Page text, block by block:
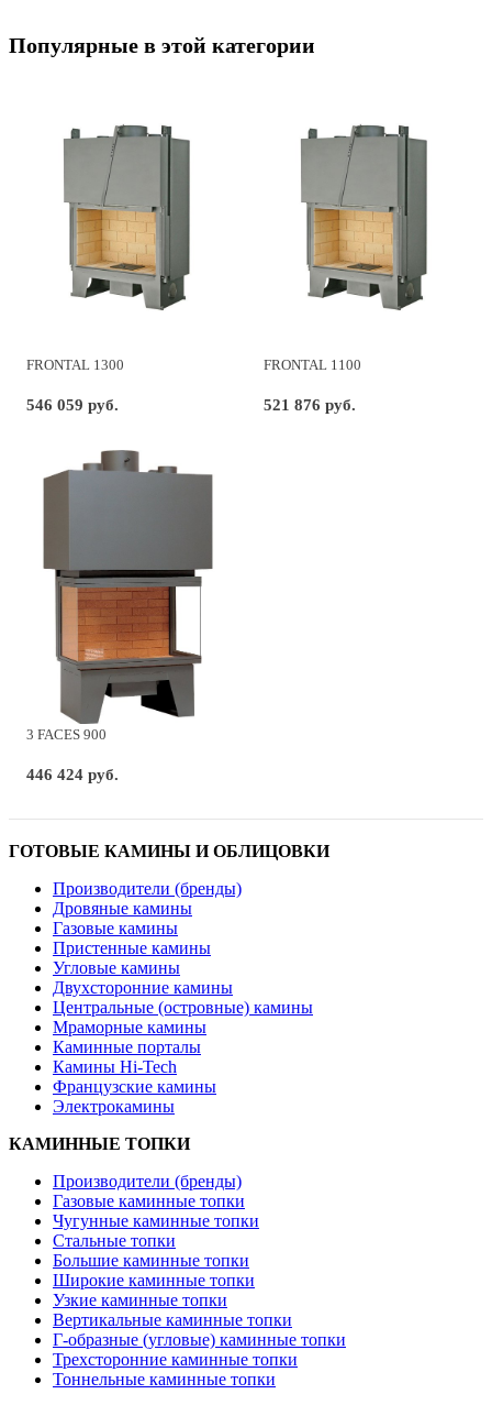
Популярные в этой категории
FRONTAL 1300
546 059 руб.
FRONTAL 1100
521 876 руб.
3 FACES 900
446 424 руб.
ГОТОВЫЕ КАМИНЫ И ОБЛИЦОВКИ
Производители (бренды)
Дровяные камины
Газовые камины
Пристенные камины
Угловые камины
Двухсторонние камины
Центральные (островные) камины
Мраморные камины
Каминные порталы
Камины Hi-Tech
Французские камины
Электрокамины
КАМИННЫЕ ТОПКИ
Производители (бренды)
Газовые каминные топки
Чугунные каминные топки
Стальные топки
Большие каминные топки
Широкие каминные топки
Узкие каминные топки
Вертикальные каминные топки
Г-образные (угловые) каминные топки
Трехсторонние каминные топки
Тоннельные каминные топки